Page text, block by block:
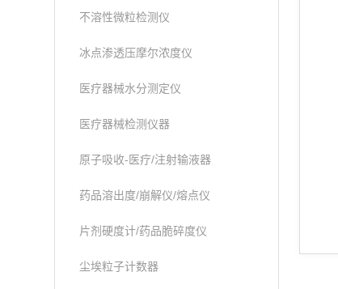
不溶性微粒检测仪
冰点渗透压摩尔浓度仪
医疗器械水分测定仪
医疗器械检测仪器
原子吸收-医疗/注射输液器
药品溶出度/崩解仪/熔点仪
片剂硬度计/药品脆碎度仪
尘埃粒子计数器